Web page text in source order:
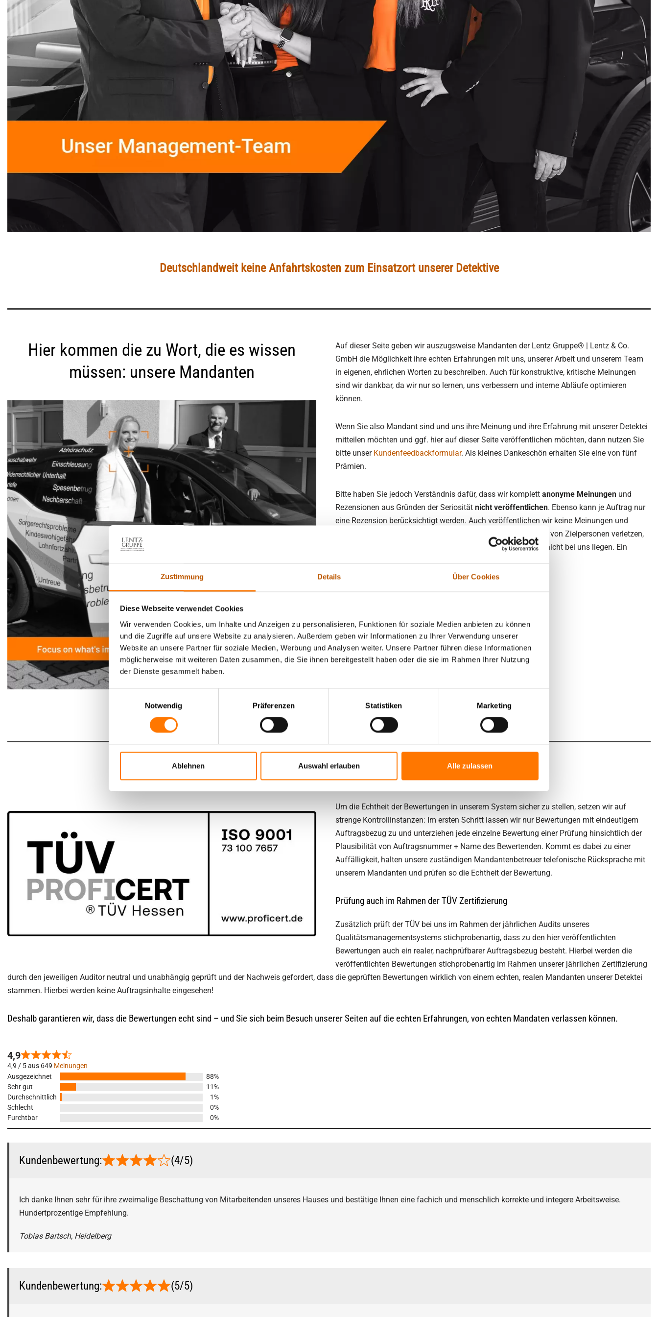
Zustimmung Details Über Cookies
Diese Webseite verwendet Cookies
Wir verwenden Cookies, um Inhalte und Anzeigen zu personalisieren, Funktionen für soziale Medien anbieten zu können
und die Zugriffe auf unsere Website zu analysieren. Außerdem geben wir Informationen zu Ihrer Verwendung unserer
Website an unsere Partner für soziale Medien, Werbung und Analysen weiter. Unsere Partner führen diese Informationen
möglicherweise mit weiteren Daten zusammen, die Sie ihnen bereitgestellt haben oder die sie im Rahmen Ihrer Nutzung
der Dienste gesammelt haben.
Notwendig
Präferenzen Statistiken Marketing
Ablehnen Auswahl erlauben Alle zulassen
Deutschlandweit keine Anfahrtskosten zum Einsatzort unserer Detektive
Hier kommen die zu Wort, die es wissen
müssen: unsere Mandanten
Auf dieser Seite geben wir auszugsweise Mandanten der Lentz Gruppe® | Lentz & Co.
GmbH die Möglichkeit ihre echten Erfahrungen mit uns, unserer Arbeit und unserem Team
in eigenen, ehrlichen Worten zu beschreiben. Auch für konstruktive, kritische Meinungen
sind wir dankbar, da wir nur so lernen, uns verbessern und interne Abläufe optimieren
können.
Wenn Sie also Mandant sind und uns ihre Meinung und ihre Erfahrung mit unserer Detektei
mitteilen möchten und ggf. hier auf dieser Seite veröffentlichen möchten, dann nutzen Sie
bitte unser Kundenfeedbackformular. Als kleines Dankeschön erhalten Sie eine von fünf
Prämien.
Bitte haben Sie jedoch Verständnis dafür, dass wir komplett anonyme Meinungen und
Rezensionen aus Gründen der Seriositätnicht veröffentlichen. Ebenso kann je Auftrag nur
eine Rezension berücksichtigt werden. Auch veröffentlichen wir keine Meinungen und
Rezensionen welche die Persönlichkeitsrechte Dritter, also z.B. von Zielpersonen verletzen,
oder Namen/Markenbezeichnungen beinhalten deren Rechte nicht bei uns liegen. Ein
… Warum sind unsere Bewertungen echt?
Um die Echtheit der Bewertungen in unserem System sicher zu stellen, setzen wir auf
strenge Kontrollinstanzen: Im ersten Schritt lassen wir nur Bewertungen mit eindeutigem
Auftragsbezug zu und unterziehen jede einzelne Bewertung einer Prüfung hinsichtlich der
Plausibilität von Auftragsnummer + Name des Bewertenden. Kommt es dabei zu einer
Auffälligkeit, halten unsere zuständigen Mandantenbetreuer telefonische Rücksprache mit
unserem Mandanten und prüfen so die Echtheit der Bewertung.
Prüfung auch im Rahmen der TÜV Zertifizierung
Zusätzlich prüft der TÜV bei uns im Rahmen der jährlichen Audits unseres
Qualitätsmanagementsystems stichprobenartig, dass zu den hier veröffentlichten
Bewertungen auch ein realer, nachprüfbarer Auftragsbezug besteht. Hierbei werden die
veröffentlichten Bewertungen stichprobenartig im Rahmen unserer jährlichen Zertifizierung
durch den jeweiligen Auditor neutral und unabhängig geprüft und der Nachweis gefordert, dass die geprüften Bewertungen wirklich von einem echten, realen Mandanten unserer Detektei
stammen. Hierbei werden keine Auftragsinhalte eingesehen!
Deshalb garantieren wir, dass die Bewertungen echt sind – und Sie sich beim Besuch unserer Seiten auf die echten Erfahrungen, von echten Mandaten verlassen können.
4,9
4,9 / 5 aus 649 Meinungen
Ausgezeichnet
88%
Sehr gut
11%
Durchschnittlich
1%
Schlecht
0%
Furchtbar
0%
Kundenbewertung: (4/5)
Ich danke Ihnen sehr für ihre zweimalige Beschattung von Mitarbeitenden unseres Hauses und bestätige Ihnen eine fachich und menschlich korrekte und integere Arbeitsweise.
Hundertprozentige Empfehlung.
Tobias Bartsch, Heidelberg
Kundenbewertung: (5/5)